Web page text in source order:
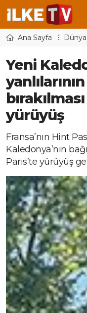
Ana Sayfa
Yeni
yürüyüş
Fransa’nın Hint
Kaledonya’nın
Paris’te yürüyüş